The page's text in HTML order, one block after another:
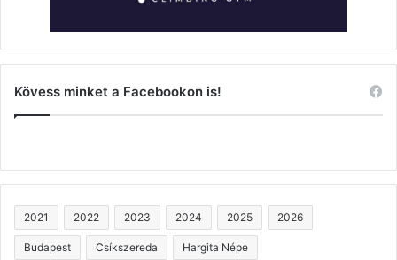
Kövess minket a Facebookon is!
2021 2022 2023 2024 2025 2026
Budapest Csíkszereda Hargita Népe